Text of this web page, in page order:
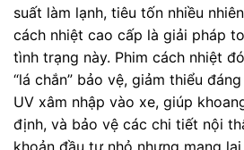
suất làm lạnh, tiêu tốn nhiều
cách nhiệt cao cấp là giải pháp
tình trạng này. Phim cách nhiệt
“lá chắn” bảo vệ, giảm thiểu
UV xâm nhập vào xe, giúp
định, và bảo vệ các chi tiết nội
khoản đầu tư nhỏ nhưng mang